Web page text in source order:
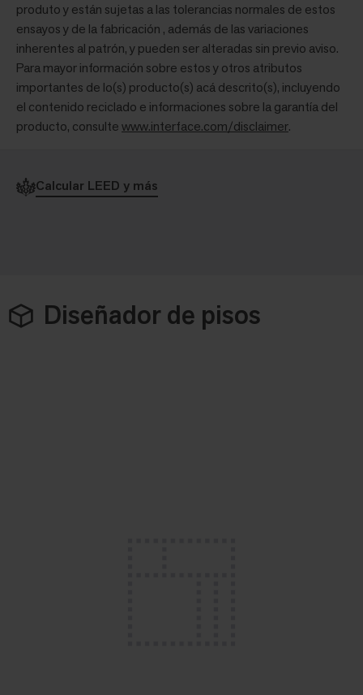
produto y están sujetas a las tolerancias normales de estos
ensayos y de la fabricación , además de las variaciones
inherentes al patrón, y pueden ser alteradas sin previo aviso.
Para mayor información sobre estos y otros atributos
importantes de lo(s) producto(s) acá descrito(s), incluyendo
el contenido reciclado e informaciones sobre la garantía del
producto, consultewww.interface.com/disclaimer.
Calcular LEED y más
Diseñador de pisos